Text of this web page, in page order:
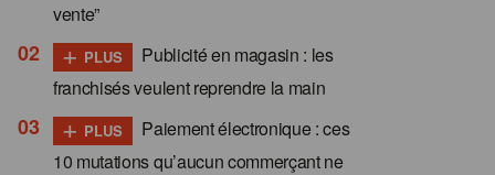
vente”
+ PLUS
Publicité en magasin : les
franchisés veulent reprendre la main
+ PLUS
Paiement électronique : ces
10 mutations qu’aucun commerçant ne